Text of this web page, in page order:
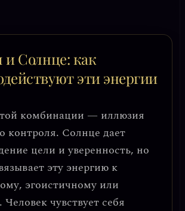
и Солнце: как
эти энергии
комбинации — иллюзия
контроля. Солнце дает
цели и уверенность, но
эту энергию к
эгоистичному или
чувствует себя